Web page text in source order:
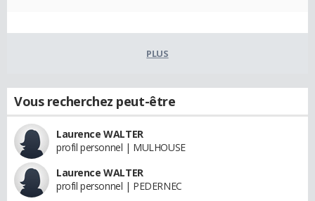
PLUS
Vous recherchez peut-être
Laurence WALTER
profil personnel | MULHOUSE
Laurence WALTER
profil personnel | PEDERNEC